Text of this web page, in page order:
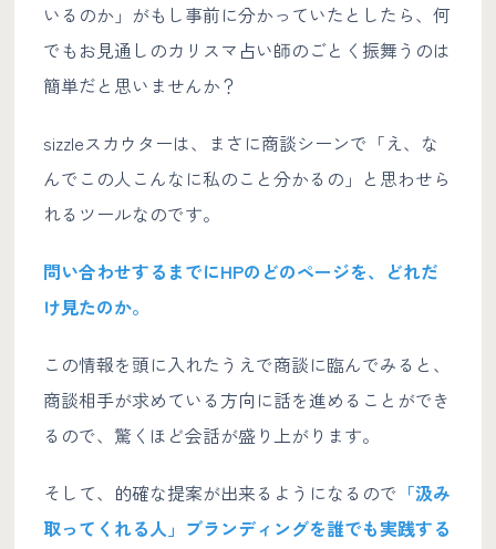
いるのか」がもし事前に分かっていたとしたら、何
でもお見通しのカリスマ占い師のごとく振舞うのは
簡単だと思いませんか？
sizzleスカウターは、まさに商談シーンで「え、な
んでこの人こんなに私のこと分かるの」と思わせら
れるツールなのです。
問い合わせするまでにHPのどのページを、どれだ
け見たのか。
この情報を頭に入れたうえで商談に臨んでみると、
商談相手が求めている方向に話を進めることができ
るので、驚くほど会話が盛り上がります。
そして、的確な提案が出来るようになるので 「汲み
取ってくれる人」ブランディングを誰でも実践する